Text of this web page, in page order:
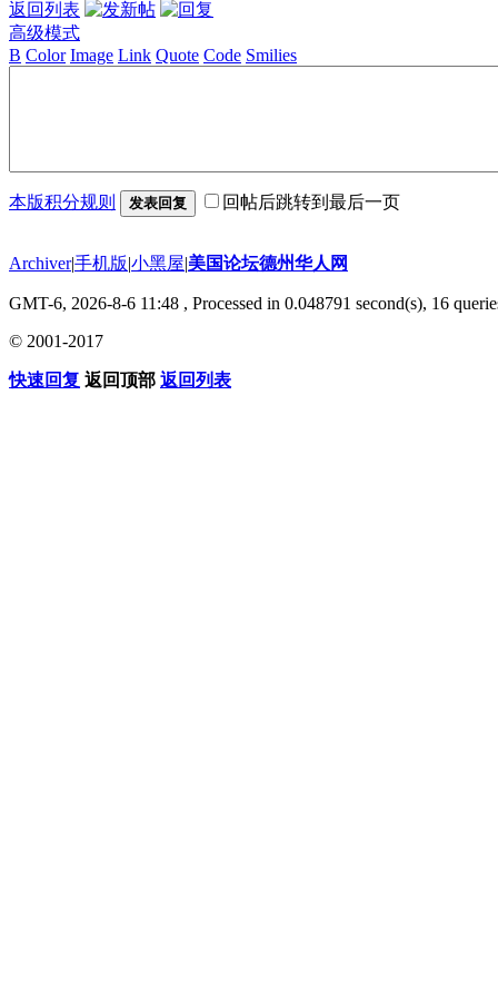
返回列表
高级模式
B Color Image Link Quote Code Smilies
本版积分规则 发表回复 回帖后跳转到最后一页
Archiver|手机版|小黑屋|美国论坛德州华人网
GMT-6, 2026-8-6 11:48 , Processed in 0.048791 second(s), 16
© 2001-2017
快速回复 返回顶部 返回列表